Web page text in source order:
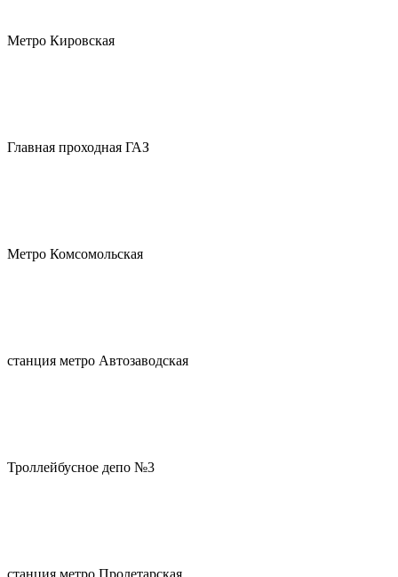
Метро Кировская
Главная проходная ГАЗ
Метро Комсомольская
станция метро Автозаводская
Троллейбусное депо №3
станция метро Пролетарская